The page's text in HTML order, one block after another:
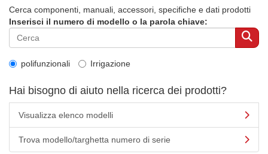
Cerca componenti, manuali, accessori, specifiche e dati prodotti
Inserisci il numero di modello o la parola chiave:
polifunzionali Irrigazione
Hai bisogno di aiuto nella ricerca dei prodotti?
Visualizza elenco modelli
Trova modello/targhetta numero di serie